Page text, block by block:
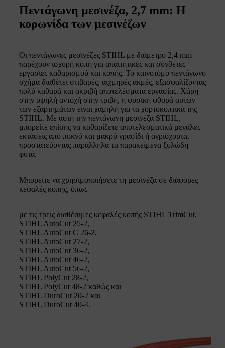
Πεντάγωνη μεσινέζα, 2,7 mm: Η
κορωνίδα των μεσινέζων
Οι πεντάγωνες μεσινέζες STIHL με διάμετρο 2,4 mm
παρέχουν ισχυρή κοπή για απαιτητικές και σύνθετες
εργασίες καθαρισμού και κοπής. Το καινοτόμο πεντάγωνο
σχήμα διαθέτει στιβαρές, αιχμηρές ακμές, εξασφαλίζοντας
πολύ καθαρά και ακριβή αποτελέσματα εργασίας. Χάρη
στην υψηλή αντοχή στην τριβή, η φυσική φθορά αυτών
των εξαρτημάτων είναι χαμηλή για τα χορτοκοπτικά της
STIHL. Με αυτή την πεντάγωνη μεσινέζα STIHL,
μπορείτε επίσης να καθαρίζετε αποτελεσματικά μεγάλες
εκτάσεις από πυκνό και μακρύ γρασίδι ή αγριόχορτα,
προστατεύοντας παράλληλα τα παρακείμενα ξυλώδη
φυτά.
Μπορείτε να χρησιμοποιήσετε τη μεσινέζα σε διάφορες
κεφαλές κοπής, όπως
με τις τρεις διαθέσιμες κεφαλές κοπής STIHL TrimCut,
STIHL AutoCut 25-2,
STIHL AutoCut C 26-2,
STIHL AutoCut 27-2,
STIHL AutoCut 36-2,
STIHL AutoCut 46-2,
STIHL AutoCut 56-2,
STIHL PolyCut 28-2,
STIHL PolyCut 48-2 καθώς και
STIHL DuroCut 20-2 και
STIHL DuroCut 40-4.